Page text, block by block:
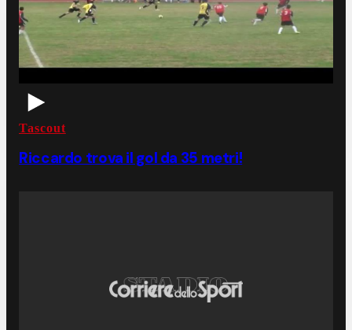
Tascout
Riccardo trova il gol da 35 metri!